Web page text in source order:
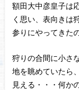
額田大中彦皇子は
く思い、表向きは
参りにやってきた
狩りの合間に小さ
地を眺めていたら
見える・・・何か